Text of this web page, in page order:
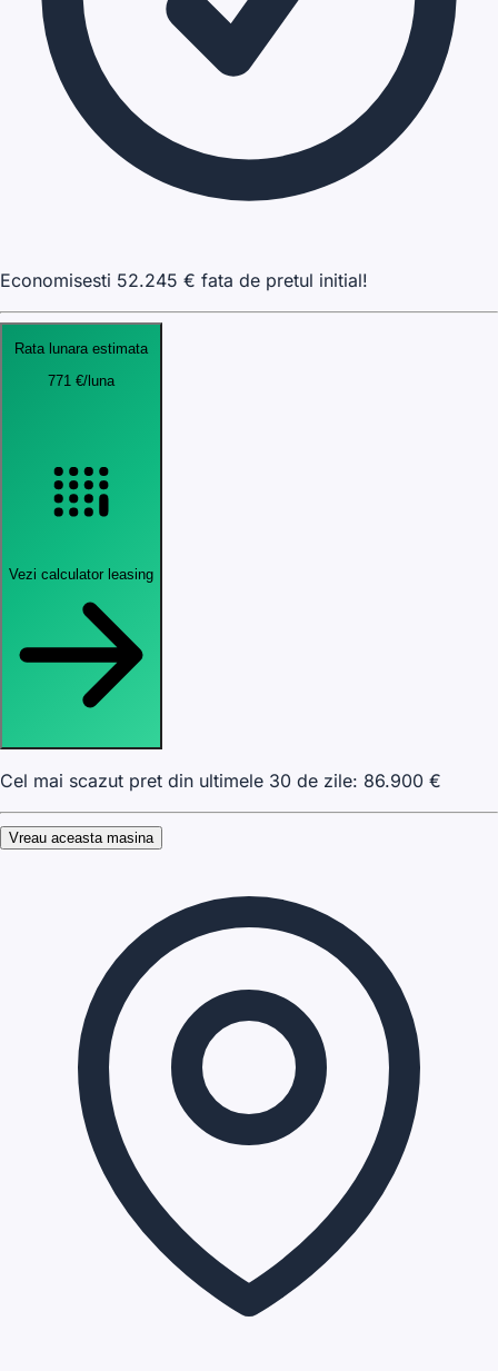
Economisesti 52.245 € fata de pretul initial!
Rata lunara estimata
771 €/luna
Vezi calculator leasing
Cel mai scazut pret din ultimele 30 de zile: 86.900 €
Vreau aceasta masina